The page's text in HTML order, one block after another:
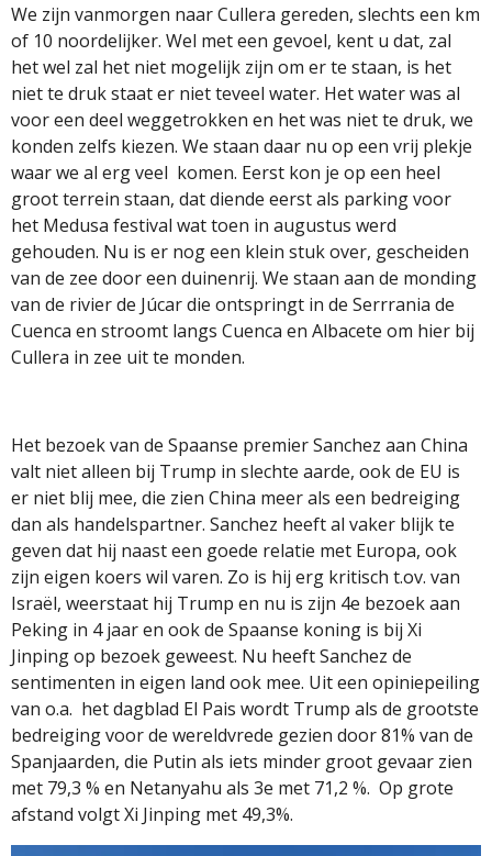
We zijn vanmorgen naar Cullera gereden, slechts een km
of 10 noordelijker. Wel met een gevoel, kent u dat, zal
het wel zal het niet mogelijk zijn om er te staan, is het
niet te druk staat er niet teveel water. Het water was al
voor een deel weggetrokken en het was niet te druk, we
konden zelfs kiezen. We staan daar nu op een vrij plekje
waar we al erg veel komen. Eerst kon je op een heel
groot terrein staan, dat diende eerst als parking voor
het Medusa festival wat toen in augustus werd
gehouden. Nu is er nog een klein stuk over, gescheiden
van de zee door een duinenrij. We staan aan de monding
van de rivier de Júcar die ontspringt in de Serrrania de
Cuenca en stroomt langs Cuenca en Albacete om hier bij
Cullera in zee uit te monden.
Het bezoek van de Spaanse premier Sanchez aan China
valt niet alleen bij Trump in slechte aarde, ook de EU is
er niet blij mee, die zien China meer als een bedreiging
dan als handelspartner. Sanchez heeft al vaker blijk te
geven dat hij naast een goede relatie met Europa, ook
zijn eigen koers wil varen. Zo is hij erg kritisch t.ov. van
Israël, weerstaat hij Trump en nu is zijn 4e bezoek aan
Peking in 4 jaar en ook de Spaanse koning is bij Xi
Jinping op bezoek geweest. Nu heeft Sanchez de
sentimenten in eigen land ook mee. Uit een opiniepeiling
van o.a. het dagblad El Pais wordt Trump als de grootste
bedreiging voor de wereldvrede gezien door 81% van de
Spanjaarden, die Putin als iets minder groot gevaar zien
met 79,3 % en Netanyahu als 3e met 71,2 %. Op grote
afstand volgt Xi Jinping met 49,3%.